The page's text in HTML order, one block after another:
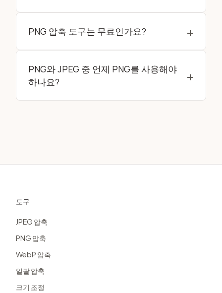
므로 인터넷 연결 없이도 PNG 이미지를 압축할 수
PNG 압축 도구는 무료인가요? +
로 압축할 수 있습니다. 비용 없이 필요한 만큼 PNG
를 압축하세요.
PNG와 JPEG 중 언제 PNG를 사용해야
하나요?
+
도구
JPEG 압축
PNG 압축
WebP 압축
일괄 압축
크기 조정